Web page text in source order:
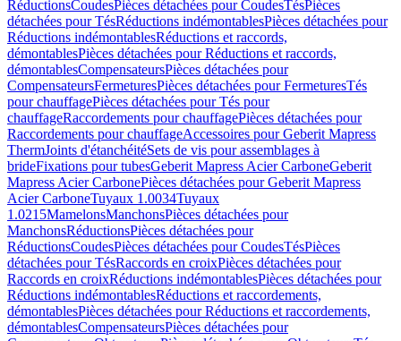
RéductionsCoudesPièces détachées pour CoudesTésPièces
détachées pour TésRéductions indémontablesPièces détachées pour
Réductions indémontablesRéductions et raccords,
démontablesPièces détachées pour Réductions et raccords,
démontablesCompensateursPièces détachées pour
CompensateursFermeturesPièces détachées pour FermeturesTés
pour chauffagePièces détachées pour Tés pour
chauffageRaccordements pour chauffagePièces détachées pour
Raccordements pour chauffageAccessoires pour Geberit Mapress
ThermJoints d'étanchéitéSets de vis pour assemblages à
brideFixations pour tubesGeberit Mapress Acier CarboneGeberit
Mapress Acier CarbonePièces détachées pour Geberit Mapress
Acier CarboneTuyaux 1.0034Tuyaux
1.0215MamelonsManchonsPièces détachées pour
ManchonsRéductionsPièces détachées pour
RéductionsCoudesPièces détachées pour CoudesTésPièces
détachées pour TésRaccords en croixPièces détachées pour
Raccords en croixRéductions indémontablesPièces détachées pour
Réductions indémontablesRéductions et raccordements,
démontablesPièces détachées pour Réductions et raccordements,
démontablesCompensateursPièces détachées pour